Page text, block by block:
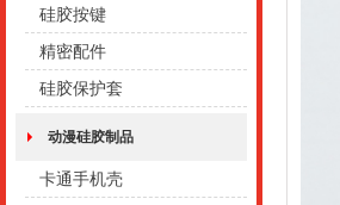
硅胶按键
精密配件
硅胶保护套
动漫硅胶制品
卡通手机壳